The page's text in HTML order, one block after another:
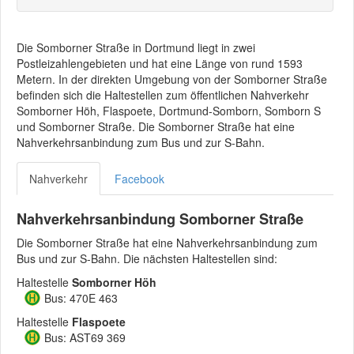
Die Somborner Straße in Dortmund liegt in zwei
Postleizahlengebieten und hat eine Länge von rund 1593
Metern. In der direkten Umgebung von der Somborner Straße
befinden sich die Haltestellen zum öffentlichen Nahverkehr
Somborner Höh, Flaspoete, Dortmund-Somborn, Somborn S
und Somborner Straße. Die Somborner Straße hat eine
Nahverkehrsanbindung zum Bus und zur S-Bahn.
Nahverkehr Facebook
Nahverkehrsanbindung Somborner Straße
Die Somborner Straße hat eine Nahverkehrsanbindung zum
Bus und zur S-Bahn. Die nächsten Haltestellen sind:
Haltestelle Somborner Höh
Bus: 470E 463
Haltestelle Flaspoete
Bus: AST69 369